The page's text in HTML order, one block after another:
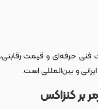
حرفه‌ای و قیمت رقابتی،
و بین‌المللی است.
بر کنزاکس